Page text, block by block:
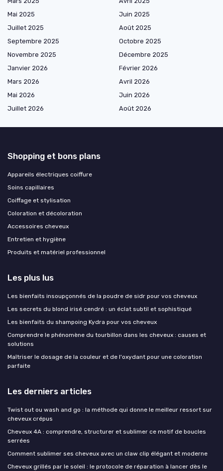
Mai 2025
Juin 2025
Juillet 2025
Août 2025
Septembre 2025
Octobre 2025
Novembre 2025
Décembre 2025
Janvier 2026
Février 2026
Mars 2026
Avril 2026
Mai 2026
Juin 2026
Juillet 2026
Août 2026
Shopping et bons plans
Appareils électriques coiffure
Soins capillaires
Coiffage et stylisation
Coloration et décoloration
Accessoires cheveux
Entretien et hygiène
Produits et matériel professionnel
Les plus lus
Les bienfaits insoupçonnés de la poudre de sidr pour vos cheveux
Les secrets du blond irisé cendré : un éclat subtil et sophistiqué
Les bienfaits du shampoing Kydra pour vos cheveux
Comprendre le phénomène du tourbillon dans les cheveux : causes et
solutions
Maîtriser le dosage de la couleur et de l'oxydant pour une coloration
parfaite
Les derniers articles
Twist out ou wash and go : la méthode qui donne le meilleur ressort sur
cheveux crépus
Cheveux 4A : comprendre, structurer et sublimer ce motif de boucles
serrées
Comment sublimer ses cheveux avec un claw clip élégant et moderne
Cheveux grillés par le soleil : le protocole de réparation à lancer dès le